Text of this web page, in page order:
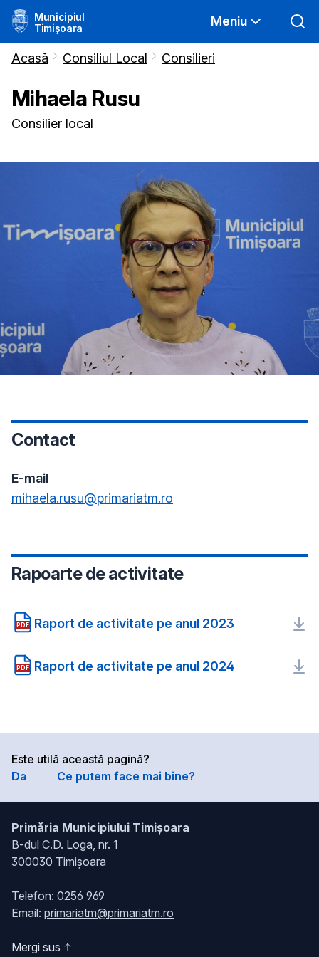
Municipiul
Timișoara
Meniu
Acasă Consiliul Local Consilieri
Mihaela Rusu
Consilier local
Contact
E-mail
mihaela.rusu@primariatm.ro
Rapoarte de activitate
PDF Raport de activitate pe anul 2023
PDF Raport de activitate pe anul 2024
Este utilă această pagină?
Da
Ce putem face mai bine?
Primăria Municipiului Timișoara
B-dul C.D. Loga, nr. 1
300030 Timișoara
Telefon: 0256 969
Email: primariatm@primariatm.ro
Mergi sus